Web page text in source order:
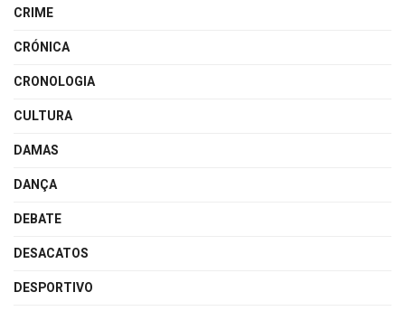
CRIME
CRÓNICA
CRONOLOGIA
CULTURA
DAMAS
DANÇA
DEBATE
DESACATOS
DESPORTIVO